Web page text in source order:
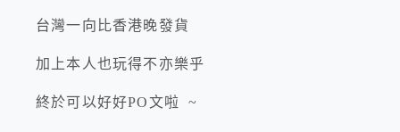
台灣一向比香港晚發貨
加上本人也玩得不亦樂乎
終於可以好好PO文啦 ~